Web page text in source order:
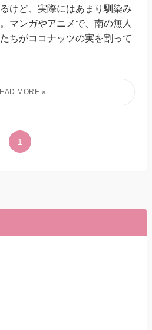
けど、実際にはあまり馴染み
マンガやアニメで、南の無人
ちがココナッツの実を割って
1